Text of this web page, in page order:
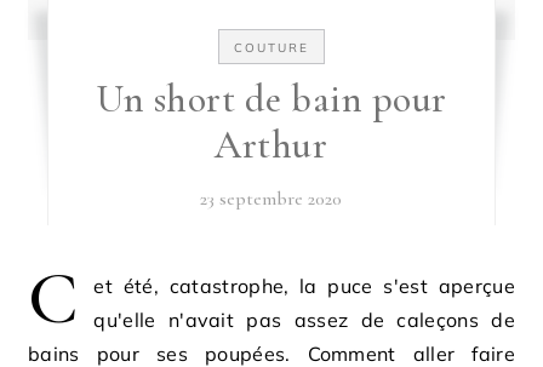
COUTURE
Un short de bain pour
Arthur
23 septembre 2020
C
et été, catastrophe, la puce s'est aperçue
qu'elle n'avait pas assez de caleçons de
bains pour ses poupées. Comment aller faire